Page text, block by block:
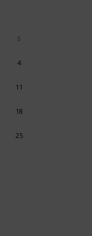
S
4
11
18
25